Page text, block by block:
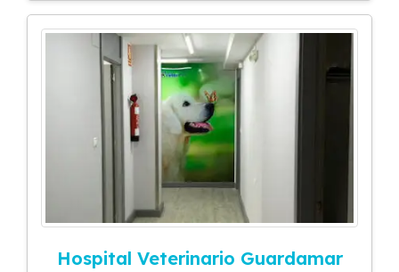
Hospital Veterinario Guardamar